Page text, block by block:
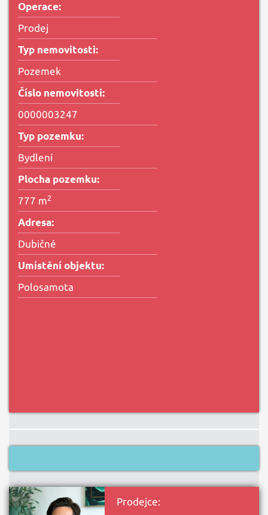
Operace:
Prodej
Typ nemovitosti:
Pozemek
Číslo nemovitosti:
0000003247
Typ pozemku:
Bydlení
Plocha pozemku:
777 m2
Adresa:
Dubičné
Umístění objektu:
Polosamota
Prodejce: